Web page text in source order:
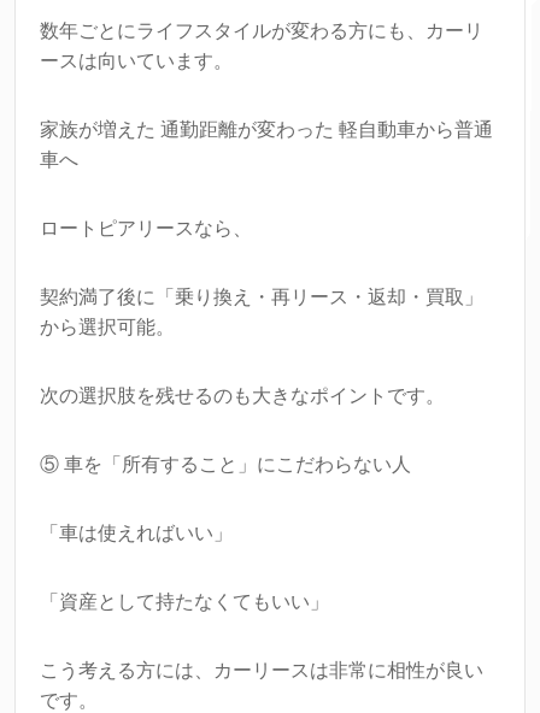
数年ごとにライフスタイルが変わる方にも、カーリ
ースは向いています。
家族が増えた 通勤距離が変わった 軽自動車から普通
車へ
ロートピアリースなら、
契約満了後に「乗り換え・再リース・返却・買取」
から選択可能。
次の選択肢を残せるのも大きなポイントです。
⑤ 車を「所有すること」にこだわらない人
「車は使えればいい」
「資産として持たなくてもいい」
こう考える方には、カーリースは非常に相性が良い
です。